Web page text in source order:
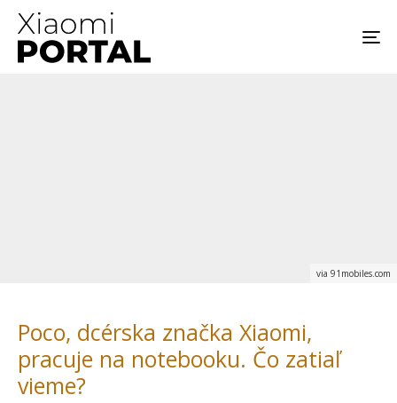
via 91mobiles.com
Poco, dcérska značka Xiaomi,
pracuje na notebooku. Čo zatiaľ
vieme?